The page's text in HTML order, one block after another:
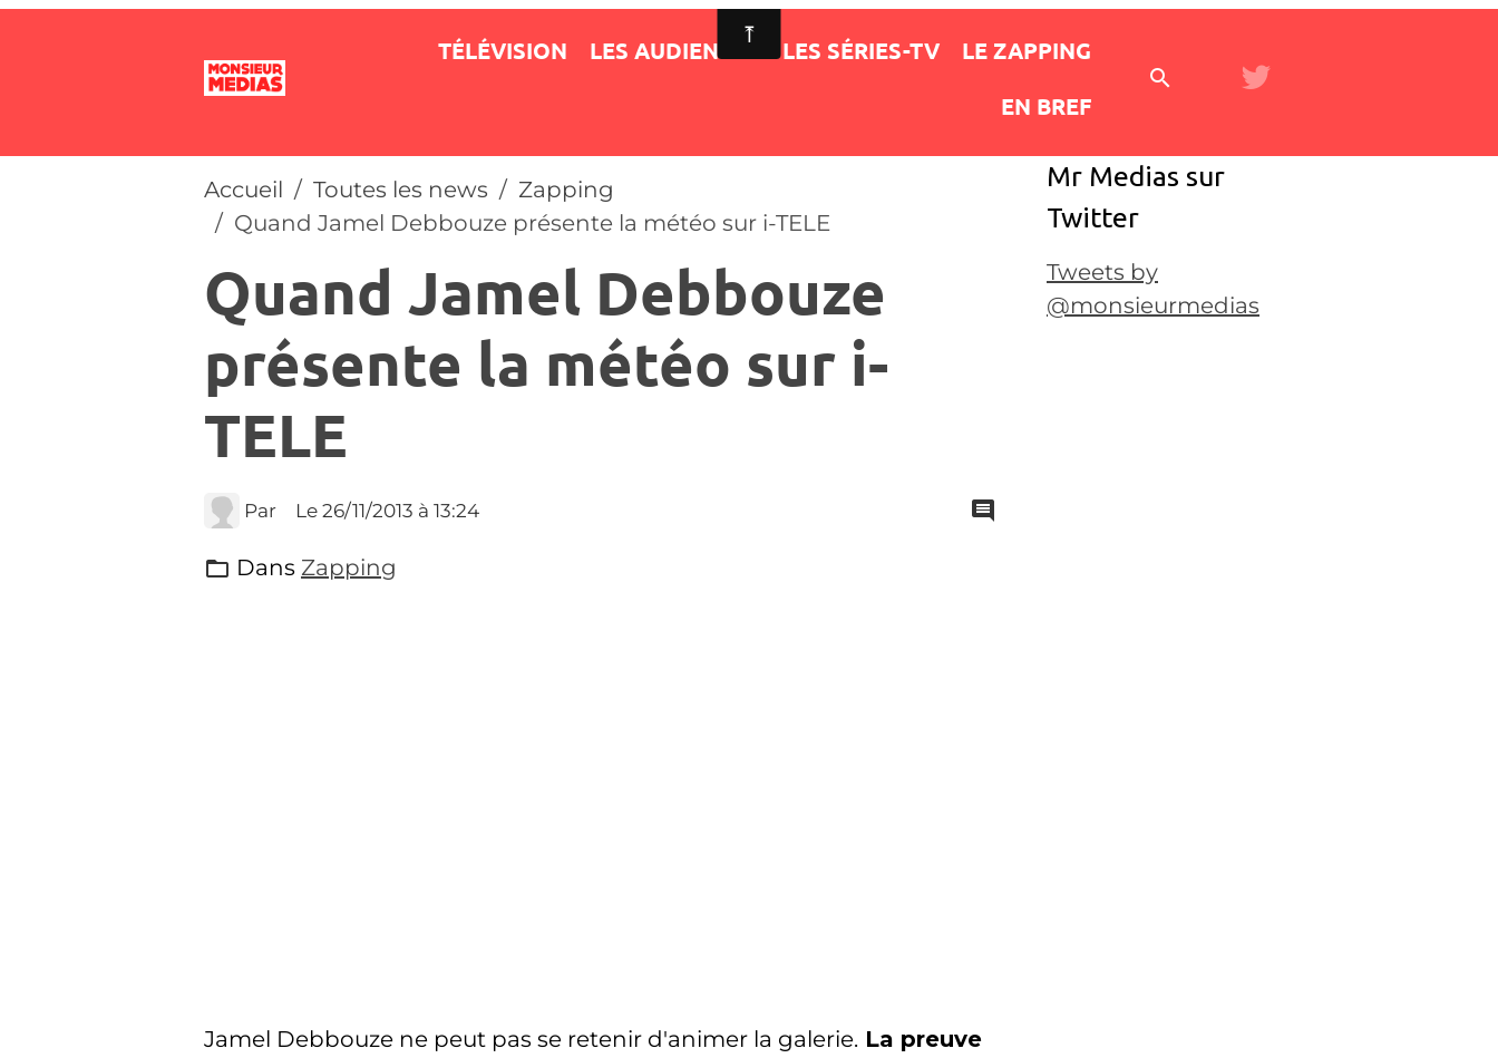
TÉLÉVISION LES AUDIENCES LES SÉRIES-TV
LE ZAPPING
EN BREF
Accueil Toutes les news
Zapping
Quand Jamel Debbouze présente la météo sur i-TELE
Quand Jamel Debbouze
présente la météo sur i-
TELE
Par Le 26/11/2013 à 13:24
Dans Zapping
Jamel Debbouze ne peut pas se retenir d'animer la galerie. La preuve
Mr Medias sur
Twitter
Tweets by
@monsieurmedias